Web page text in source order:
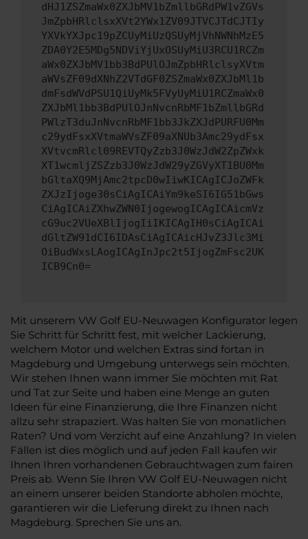
dHJ1ZSZmaWx0ZXJbMV1bZmllbGRdPW1vZGVs
JmZpbHRlclsxXVt2YWx1ZV09JTVCJTdCJTIy
YXVkYXJpc19pZCUyMiUzQSUyMjVhNWNhMzE5
ZDA0Y2E5MDg5NDViYjUxOSUyMiU3RCU1RCZm
aWx0ZXJbMV1bb3BdPUlOJmZpbHRlclsyXVtm
aWVsZF09dXNhZ2VTdGF0ZSZmaWx0ZXJbMl1b
dmFsdWVdPSU1QiUyMk5FVyUyMiU1RCZmaWx0
ZXJbMl1bb3BdPUlOJnNvcnRbMF1bZmllbGRd
PWlzT3duJnNvcnRbMF1bb3JkZXJdPURFU0Mm
c29ydFsxXVtmaWVsZF09aXNUb3Amc29ydFsx
XVtvcmRlcl09REVTQyZzb3J0WzJdW2ZpZWxk
XT1wcmljZSZzb3J0WzJdW29yZGVyXT1BU0Mm
bGltaXQ9MjAmc2tpcD0wIiwKICAgICJoZWFk
ZXJzIjoge30sCiAgICAiYm9keSI6IG51bGws
CiAgICAiZXhwZWN0IjogewogICAgICAicmVz
cG9uc2VUeXBlIjogIiIKICAgIH0sCiAgICAi
dGltZW91dCI6IDAsCiAgICAicHJvZ3Jlc3Mi
OiBudWxsLAogICAgInJpc2t5IjogZmFsc2UK
ICB9Cn0=
Mit unserem VW Golf EU-Neuwagen Konfigurator legen
Sie Schritt für Schritt fest, mit welcher Lackierung,
welchem Motor und welchen Extras sind fortan in
Magdeburg und Umgebung unterwegs sein möchten.
Wir stehen Ihnen wann immer Sie möchten mit Rat
und Tat zur Seite und haben eine Menge an guten
Ideen für eine Finanzierung, die Ihre Finanzen nicht
allzu sehr strapaziert. Was halten Sie von monatlichen
Raten? Und vom Verzicht auf eine Anzahlung? In vielen
Fällen ist dies möglich und auf jeden Fall kaufen wir
Ihnen Ihren vorhandenen Gebrauchtwagen zum fairen
Preis ab. Wenn Sie Ihren VW Golf EU-Neuwagen nicht
an einem unserer beiden Standorte abholen möchte,
garantieren wir die Lieferung direkt zu Ihnen nach
Magdeburg. Sprechen Sie uns an.